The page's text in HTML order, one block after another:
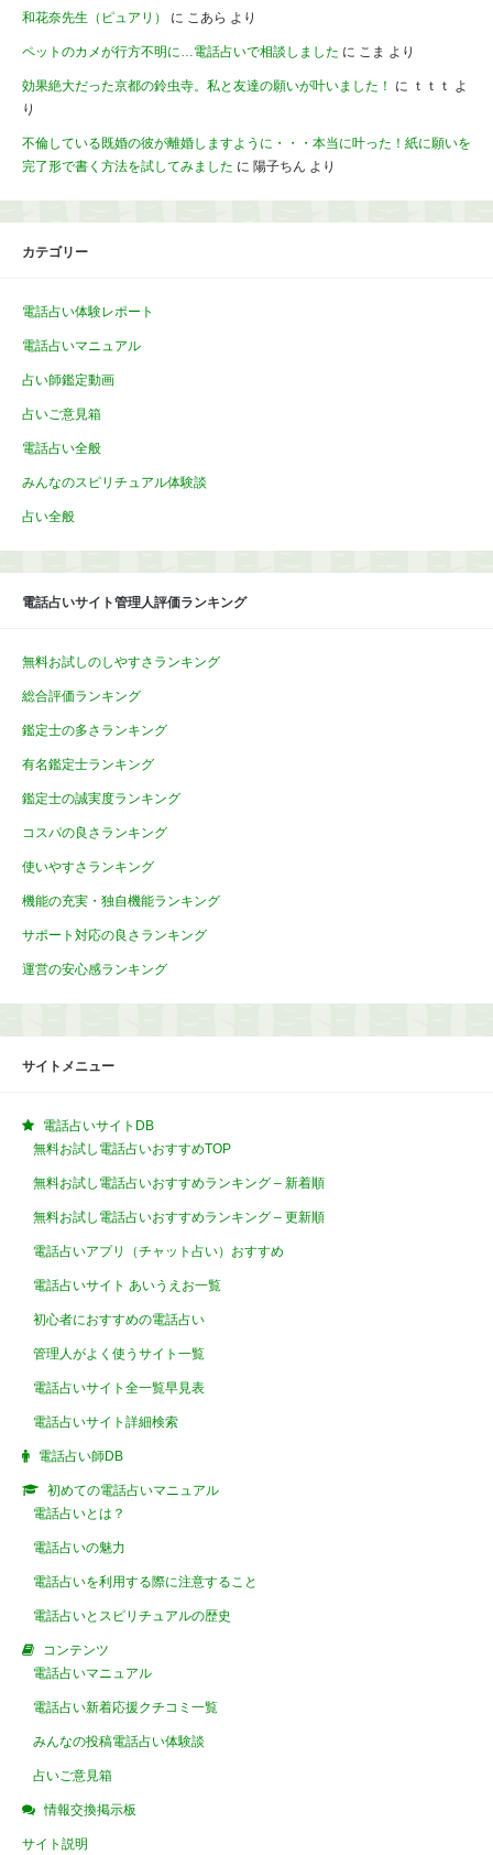
和花奈先生（ピュアリ） に こあら より
ペットのカメが行方不明に…電話占いで相談しました に こま より
効果絶大だった京都の鈴虫寺。私と友達の願いが叶いました！ に ｔｔｔ よ
り
不倫している既婚の彼が離婚しますように・・・本当に叶った！紙に願いを
完了形で書く方法を試してみました に 陽子ちん より
カテゴリー
電話占い体験レポート
電話占いマニュアル
占い師鑑定動画
占いご意見箱
電話占い全般
みんなのスピリチュアル体験談
占い全般
電話占いサイト管理人評価ランキング
無料お試しのしやすさランキング
総合評価ランキング
鑑定士の多さランキング
有名鑑定士ランキング
鑑定士の誠実度ランキング
コスパの良さランキング
使いやすさランキング
機能の充実・独自機能ランキング
サポート対応の良さランキング
運営の安心感ランキング
サイトメニュー
電話占いサイトDB
無料お試し電話占いおすすめTOP
無料お試し電話占いおすすめランキング – 新着順
無料お試し電話占いおすすめランキング – 更新順
電話占いアプリ（チャット占い）おすすめ
電話占いサイト あいうえお一覧
初心者におすすめの電話占い
管理人がよく使うサイト一覧
電話占いサイト全一覧早見表
電話占いサイト詳細検索
電話占い師DB
初めての電話占いマニュアル
電話占いとは？
電話占いの魅力
電話占いを利用する際に注意すること
電話占いとスピリチュアルの歴史
コンテンツ
電話占いマニュアル
電話占い新着応援クチコミ一覧
みんなの投稿電話占い体験談
占いご意見箱
情報交換掲示板
サイト説明